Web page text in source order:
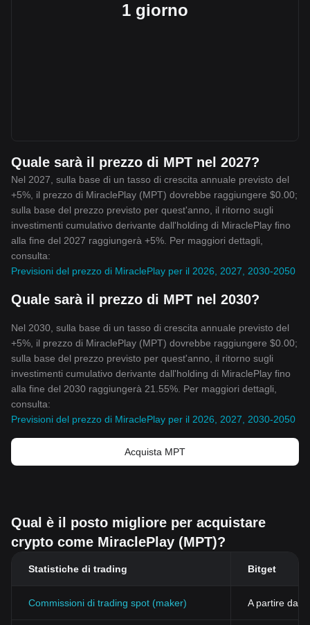
1 giorno
Quale sarà il prezzo di MPT nel 2027?
Nel 2027, sulla base di un tasso di crescita annuale previsto del
+5%, il prezzo di MiraclePlay (MPT) dovrebbe raggiungere $0.00;
sulla base del prezzo previsto per quest'anno, il ritorno sugli
investimenti cumulativo derivante dall'holding di MiraclePlay fino
alla fine del 2027 raggiungerà +5%. Per maggiori dettagli,
consulta:
Previsioni del prezzo di MiraclePlay per il 2026, 2027, 2030-2050
Quale sarà il prezzo di MPT nel 2030?
Nel 2030, sulla base di un tasso di crescita annuale previsto del
+5%, il prezzo di MiraclePlay (MPT) dovrebbe raggiungere $0.00;
sulla base del prezzo previsto per quest'anno, il ritorno sugli
investimenti cumulativo derivante dall'holding di MiraclePlay fino
alla fine del 2030 raggiungerà 21.55%. Per maggiori dettagli,
consulta:
Previsioni del prezzo di MiraclePlay per il 2026, 2027, 2030-2050
Acquista MPT
Qual è il posto migliore per acquistare
crypto come MiraclePlay (MPT)?
Statistiche di trading Bitget
Commissioni di trading spot (maker) A partire dallo